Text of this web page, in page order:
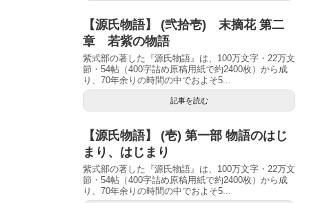
【源氏物語】 (弐拾壱) 末摘花 第二
章 若紫の物語
紫式部の著した『源氏物語』は、100万文字・22万文
節・54帖（400字詰め原稿用紙で約2400枚）から成
り、70年余りの時間の中でおよそ5...
記事を読む
【源氏物語】 (壱) 第一部 物語のはじ
まり、はじまり
紫式部の著した『源氏物語』は、100万文字・22万文
節・54帖（400字詰め原稿用紙で約2400枚）から成
り、70年余りの時間の中でおよそ5...